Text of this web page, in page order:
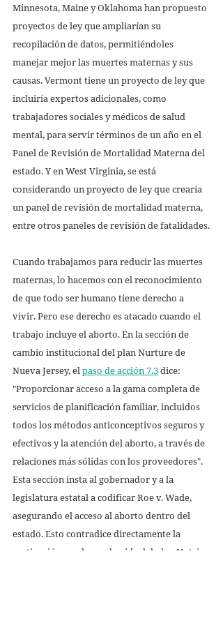
Minnesota, Maine y Oklahoma han propuesto
proyectos de ley que ampliarían su
recopilación de datos, permitiéndoles
manejar mejor las muertes maternas y sus
causas. Vermont tiene un proyecto de ley que
incluiría expertos adicionales, como
trabajadores sociales y médicos de salud
mental, para servir términos de un año en el
Panel de Revisión de Mortalidad Materna del
estado. Y en West Virginia, se está
considerando un proyecto de ley que crearía
un panel de revisión de mortalidad materna,
entre otros paneles de revisión de fatalidades.
Cuando trabajamos para reducir las muertes
maternas, lo hacemos con el reconocimiento
de que todo ser humano tiene derecho a
vivir. Pero ese derecho es atacado cuando el
trabajo incluye el aborto. En la sección de
cambio institucional del plan Nurture de
Nueva Jersey, el paso de acción 7.3 dice:
"Proporcionar acceso a la gama completa de
servicios de planificación familiar, incluidos
todos los métodos anticonceptivos seguros y
efectivos y la atención del aborto, a través de
relaciones más sólidas con los proveedores".
Esta sección insta al gobernador y a la
legislatura estatal a codificar Roe v. Wade,
asegurando el acceso al aborto dentro del
estado. Esto contradice directamente la
motivación que honra la vida del plan Nutrir.